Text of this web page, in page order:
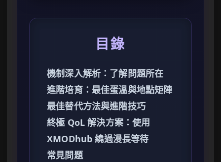
目錄
機制深入解析：了解問題所在
進階培育：最佳蛋溫與地點矩陣
最佳替代方法與進階技巧
終極 QoL 解決方案：使用
XMODhub 繞過漫長等待
常見問題